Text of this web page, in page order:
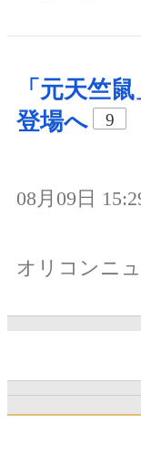
「元天竺
登場へ
9
08月09日
オリコンニ